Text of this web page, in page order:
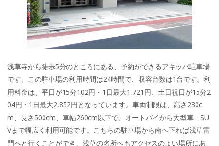
浅草寺から徒歩5分のところにある、予約ができるアキッパ駐車場
です。この駐車場の利用時間は24時間で、収容台数は1台です。利
用料金は、平日が15分102円・1日最大1,721円、土日祝日が15分2
04円・1日最大2,852円となっています。車両制限は、高さ230c
m、長さ500cm、車幅260cm以下で、オートバイから大型車・SU
Vまで幅広く利用可能です。こちらの駐車場から南へ下れば浅草雷
門へと行くことができ、浅草の名所へもアクセスのよい場所にあ